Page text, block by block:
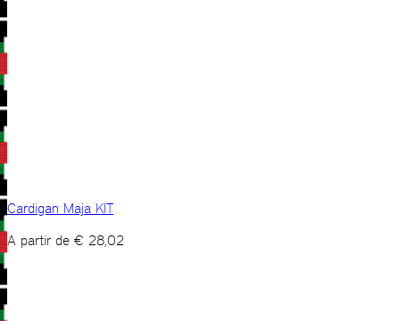
Cardigan Maja KIT
A partir de € 28,02